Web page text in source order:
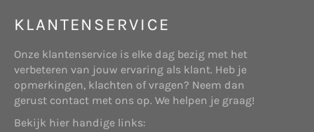
bovengenoemde website.
met betrekking tot website-activiteit en
Doeleinden
We verzamelen of gebruiken geen informatie voor
andere doeleinden dan de doeleinden die worden
KLANTENSERVICE
Onze klantenservice is elke dag bezig met het
verbeteren van jouw ervaring als klant. Heb je
opmerkingen, klachten of vragen? Neem dan
gerust contact met ons op. We helpen je graag!
Bekijk hier handige links: